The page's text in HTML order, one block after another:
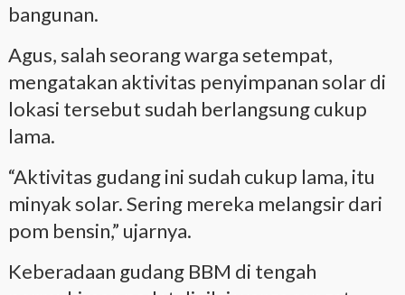
bangunan.
Agus, salah seorang warga setempat,
mengatakan aktivitas penyimpanan solar di
lokasi tersebut sudah berlangsung cukup
lama.
“Aktivitas gudang ini sudah cukup lama, itu
minyak solar. Sering mereka melangsir dari
pom bensin,” ujarnya.
Keberadaan gudang BBM di tengah